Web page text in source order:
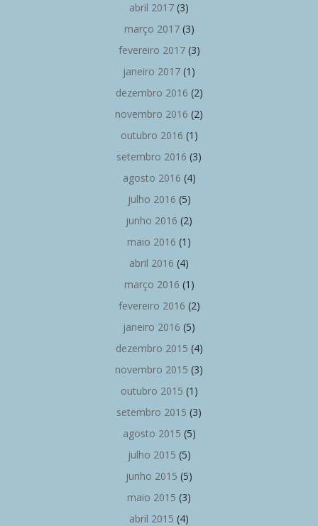
abril 2017 (3)
março 2017(3)
fevereiro 2017(3)
janeiro 2017 (1)
dezembro 2016 (2)
novembro 2016 (2)
outubro 2016 (1)
setembro 2016 (3)
agosto 2016 (4)
julho 2016 (5)
junho 2016 (2)
maio 2016 (1)
abril 2016 (4)
março 2016 (1)
fevereiro 2016 (2)
janeiro 2016 (5)
dezembro 2015 (4)
novembro 2015 (3)
outubro 2015 (1)
setembro 2015 (3)
agosto 2015 (5)
julho 2015 (5)
junho 2015 (5)
maio 2015 (3)
abril 2015 (4)